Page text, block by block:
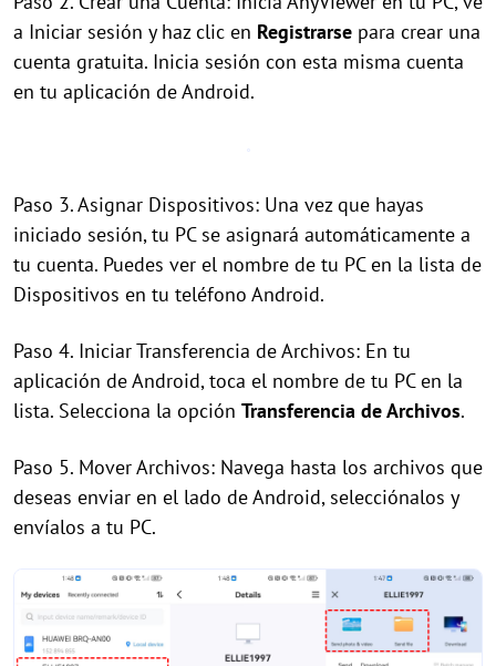
a Iniciar sesión y haz clic en Registrarse para crear una
cuenta gratuita. Inicia sesión con esta misma cuenta
en tu aplicación de Android.
Paso 3. Asignar Dispositivos: Una vez que hayas
iniciado sesión, tu PC se asignará automáticamente a
tu cuenta. Puedes ver el nombre de tu PC en la lista de
Dispositivos en tu teléfono Android.
Paso 4. Iniciar Transferencia de Archivos: En tu
aplicación de Android, toca el nombre de tu PC en la
lista. Selecciona la opción Transferencia de Archivos.
Paso 5. Mover Archivos: Navega hasta los archivos que
deseas enviar en el lado de Android, selecciónalos y
envíalos a tu PC.